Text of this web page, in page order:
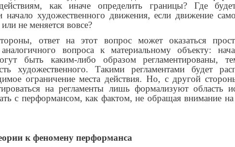
как иначе определить границы? Где
начало художественного движения, если движение
не меняется вовсе?
ответ на этот вопрос может оказаться
вопроса к материальному объекту:
быть каким-либо образом регламентированы,
художественного. Такими регламентами будет
ограничение места действия. Но, с другой
на регламенты лишь формализуют область
с перформансом, как фактом, не обращая внимание
к феномену перформанса